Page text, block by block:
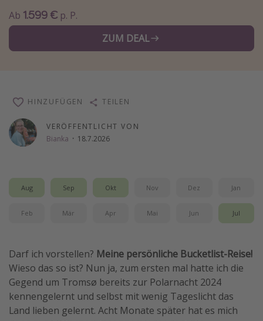
Disneyland Paris
Strandurlaub
Hotels in Hamburg
Familienurlaub in der Türkei
Rundreisen in Thailand
Bahnreisen in der Schweiz
Reisepassfreie Reiseziele
Ab 1.599 € p. P.
ZUM DEAL
VERÖFFENTLICHT VON
Bianka · 18.7.2026
HINZUFÜGEN TEILEN
Aug Sep Okt Nov Dez Jan
Feb Mär Apr Mai Jun Jul
Darf ich vorstellen? Meine persönliche Bucketlist-Reise!
Wieso das so ist? Nun ja, zum ersten mal hatte ich die
Gegend um Tromsø bereits zur Polarnacht 2024
kennengelernt und selbst mit wenig Tageslicht das
Land lieben gelernt. Acht Monate später hat es mich